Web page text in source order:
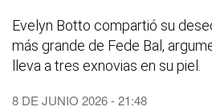
Evelyn Botto compartió su
más grande de Fede Bal,
lleva a tres exnovias en su piel.
8 DE JUNIO 2026 - 21:48